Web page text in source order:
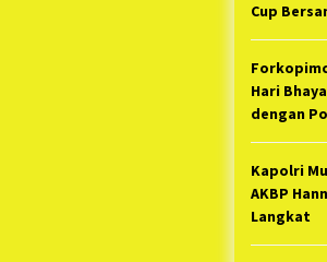
Cup
Hari
dengan
Kapolri
AKBP
Langkat